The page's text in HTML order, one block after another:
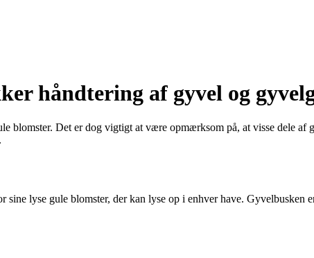
håndtering af gyvel og
blomster. Det er dog vigtigt at være opmærksom på, at visse dele
lyse gule blomster, der kan lyse op i enhver have. Gyvelbusken